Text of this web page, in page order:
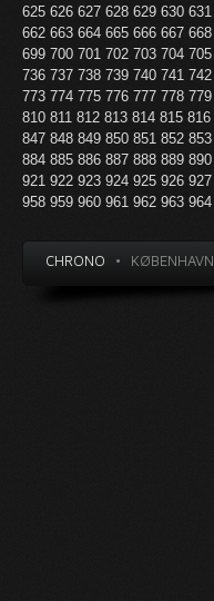
625 626 627 628 629 630 631
662 663 664 665 666 667 668
699 700 701 702 703 704 705
736 737 738 739 740 741 742
773 774 775 776 777 778 779
810 811 812 813 814 815 816
847 848 849 850 851 852 853
884 885 886 887 888 889 890
921 922 923 924 925 926 927
958 959 960 961 962 963 964
CHRONO • KØBENHAVN